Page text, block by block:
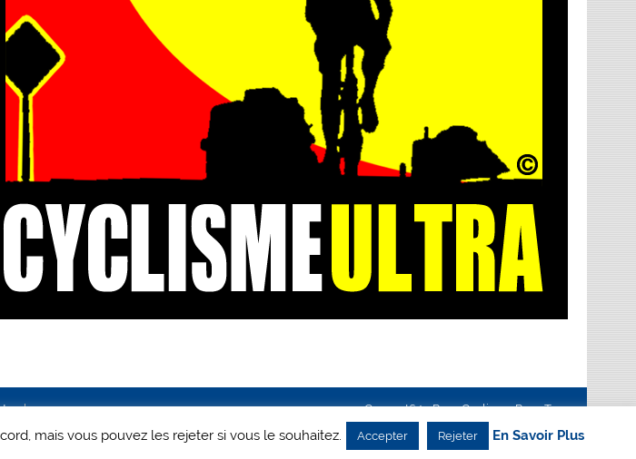
Creanet64- Pour Cyclisme Pour Tous
mais vous pouvez les rejeter si vous le souhaitez. Accepter Rejeter En Savoir Plus